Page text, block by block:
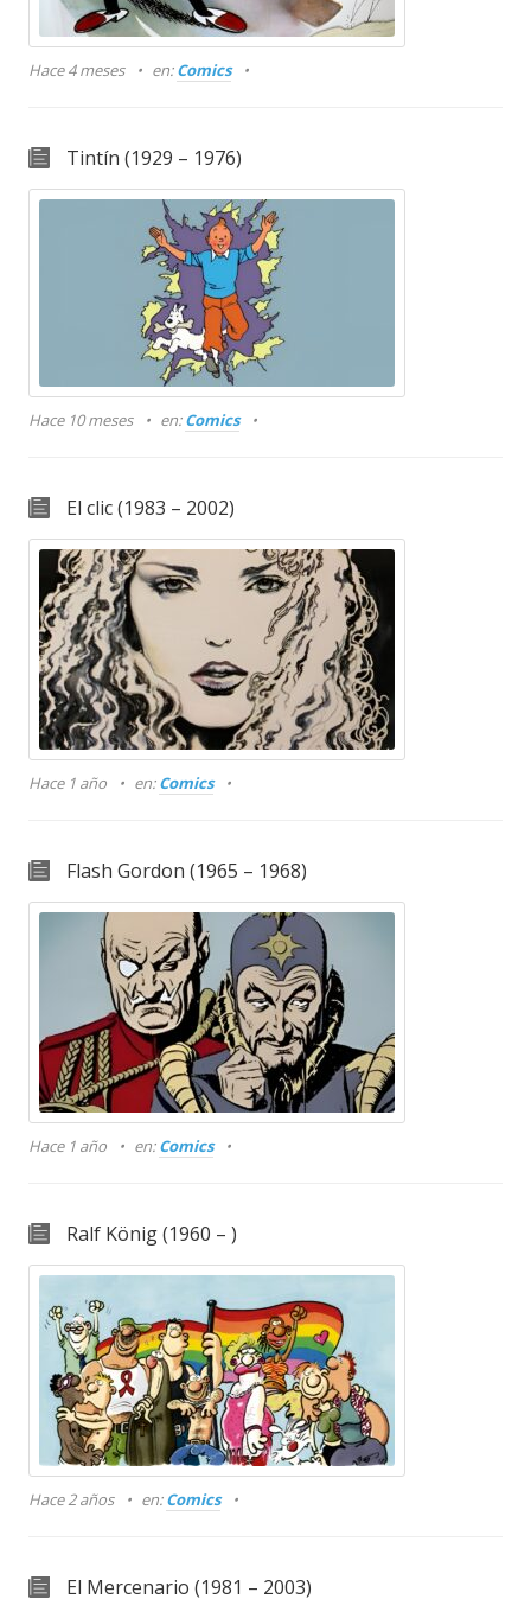
Hace 4 meses en:Comics
Tintín (1929 – 1976)
Hace 10 meses en:Comics
El clic (1983 – 2002)
Hace 1 año en:Comics
Flash Gordon (1965 – 1968)
Hace 1 año en:Comics
Ralf König (1960 – )
Hace 2 años en:Comics
El Mercenario (1981 – 2003)